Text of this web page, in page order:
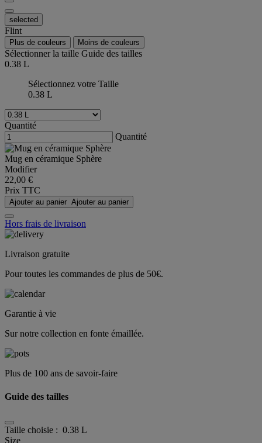
selected
Flint
Plus de couleurs Moins de couleurs
Sélectionner la taille Guide des tailles
0.38 L
Sélectionnez votre Taille
0.38 L
Quantité
Quantité
Mug en céramique Sphère
Modifier
22,00 €
Prix TTC
Ajouter au panier Ajouter au panier
Hors frais de livraison
Livraison gratuite
Pour toutes les commandes de plus de 50€.
Garantie à vie
Sur notre collection en fonte émaillée.
Plus de 100 ans de savoir-faire
Guide des tailles
Taille choisie : 0.38 L
Size